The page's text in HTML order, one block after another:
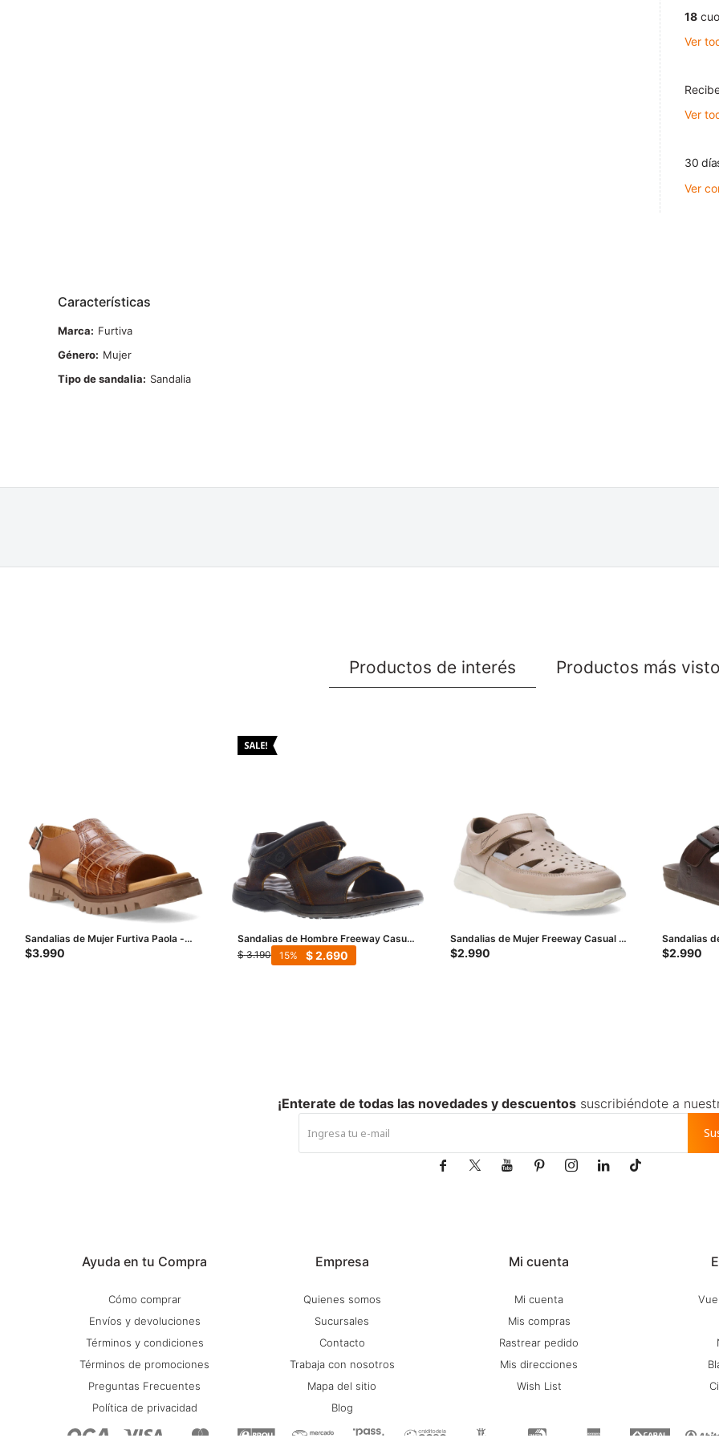
18
Ver
Ver
30
Ver
Características
Marca
Furtiva
Género
Mujer
Tipo de sandalia
Sandalia
Productos de interés Productos más
Sandalias de Mujer Furtiva Paola -
Marrón (Croco)
$3.990
Sandalias de Hombre Freeway Casual
c/Velcro - Marrón
$ 3.190 $2.690
15
Sandalias de Mujer Freeway Casual -
Marrón Castaño
$2.990
Sandalias
CERE con
$2.990
Ayuda en tu Compra
Cómo comprar
Envíos y devoluciones
Términos y condiciones
Términos de promociones
Preguntas Frecuentes
Política de privacidad
Empresa
Quienes somos
Sucursales
Contacto
Trabaja con nosotros
Mapa del sitio
Blog
Mi cuenta
Mi cuenta
Mis compras
Rastrear pedido
Mis direcciones
Wish List
¡Enterate de todas las novedades y descuentossuscribiéndote a
      